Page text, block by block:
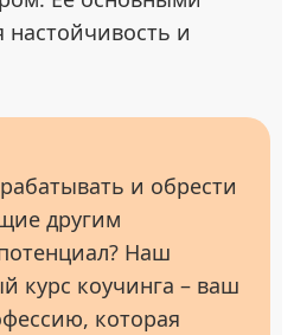
настойчивость и
и обрести
другим
Наш
курс коучинга – ваш
которая